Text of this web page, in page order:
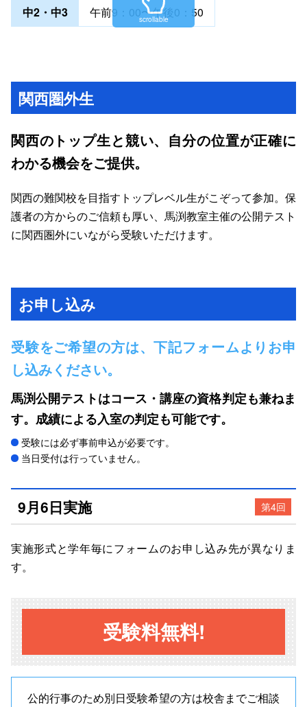
中2・中3
午前9：00〜午後0：50
scrollable
関西圏外生
関西のトップ生と競い、自分の位置が正確に
わかる機会をご提供。
関西の難関校を目指すトップレベル生がこぞって参加。保
護者の方からのご信頼も厚い、馬渕教室主催の公開テスト
に関西圏外にいながら受験いただけます。
お申し込み
受験をご希望の方は、下記フォームよりお申
し込みください。
馬渕公開テストはコース・講座の資格判定も兼ねま
す。成績による入室の判定も可能です。
受験には必ず事前申込が必要です。
当日受付は行っていません。
9月6日実施 第4回
実施形式と学年毎にフォームのお申し込み先が異なりま
す。
受験料無料!
公的行事のため別日受験希望の方は校舎までご相談